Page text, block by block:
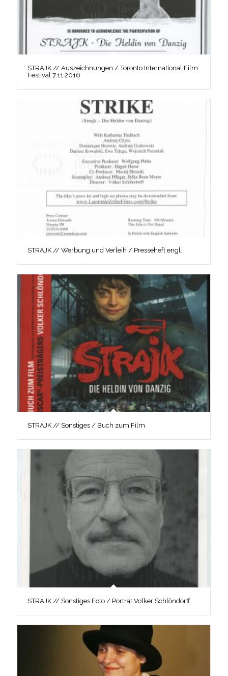
STRAJK // Auszeichnungen / Toronto International Film
Festival 7.11.2016
STRAJK // Werbung und Verleih / Presseheft engl.
STRAJK // Sonstiges / Buch zum Film
STRAJK // Sonstiges Foto / Porträt Volker Schlöndorff